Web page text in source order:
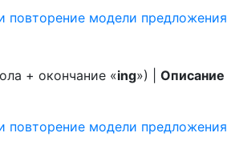
повторение модели
+ окончание «ing») | Описание
повторение модели